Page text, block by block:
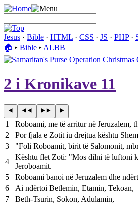
Jesus · Bible · HTML · CSS · JS · PHP·
🏠︎ ▸ Bible ▸ ALBB
2 i Kronikave 11
1
Roboami, me të arritur në Jeruzalem,
2
Por fjala e Zotit iu drejtua kështu
3
"Foli Roboamit, birit të Salomonit,
4
Kështu flet Zoti: "Mos dilni të luftoni
Jeroboamit.
5
Roboami banoi në Jeruzalem dhe
6
Ai ndërtoi Betlemin, Etamin, Tekoan,
7
Beth-Tsurin, Sokon, Adulamin,